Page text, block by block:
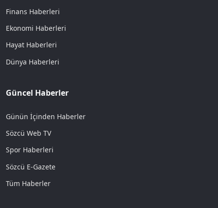
Finans Haberleri
Ekonomi Haberleri
Hayat Haberleri
Dünya Haberleri
Güncel Haberler
Günün İçinden Haberler
Sözcü Web TV
Spor Haberleri
Sözcü E-Gazete
Tüm Haberler